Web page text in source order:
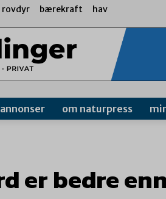
rovdyr bærekraft hav
annonser om naturpress
er bedre